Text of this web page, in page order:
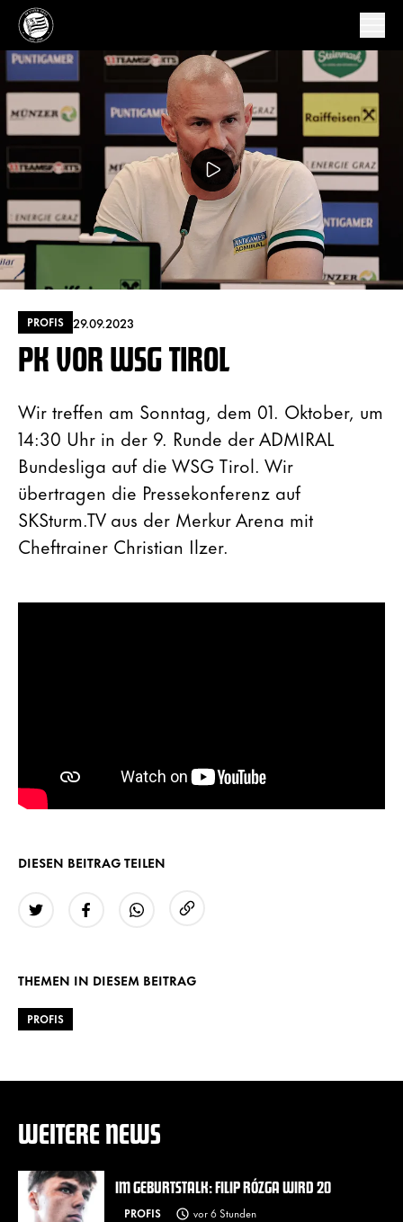
PROFIS 29.09.2023
PK VOR WSG TIROL
Wir treffen am Sonntag, dem 01. Oktober, um
14:30 Uhr in der 9. Runde der ADMIRAL
Bundesliga auf die WSG Tirol. Wir
übertragen die Pressekonferenz auf
SKSturm.TV aus der Merkur Arena mit
Cheftrainer Christian Ilzer.
DIESEN BEITRAG TEILEN
THEMEN IN DIESEM BEITRAG
PROFIS
WEITERE NEWS
IM GEBURTSTALK: FILIP RÓZGA WIRD 20
PROFIS vor 6 Stunden